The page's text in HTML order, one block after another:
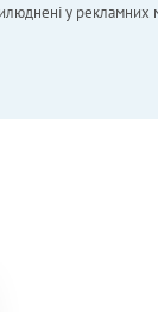
у